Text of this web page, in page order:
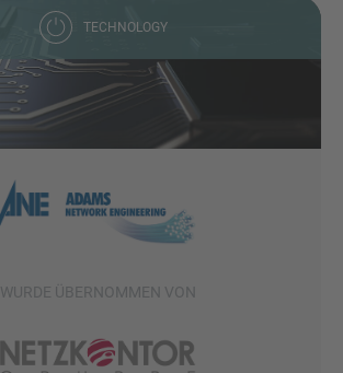
TECHNOLOGY
WURDE ÜBERNOMMEN VON